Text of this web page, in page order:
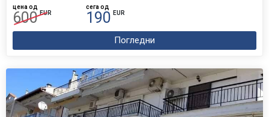
цена од
600 EUR
сега од
190 EUR
Погледни